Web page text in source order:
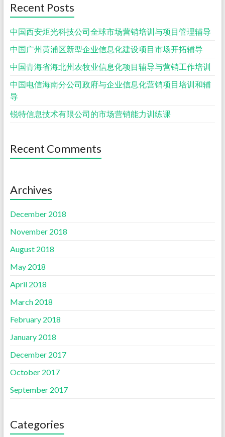
Recent Posts
中国西安炬光科技公司全球市场营销培训与项目管理辅导
中国广州黄浦区新型企业信息化建设项目市场开拓辅导
中国青海省海北州农牧业信息化项目辅导与营销工作培训
中国电信海南分公司政府与企业信息化营销项目培训和辅
导
锐特信息技术有限公司的市场营销能力训练课
Recent Comments
Archives
December 2018
November 2018
August 2018
May 2018
April 2018
March 2018
February 2018
January 2018
December 2017
October 2017
September 2017
Categories